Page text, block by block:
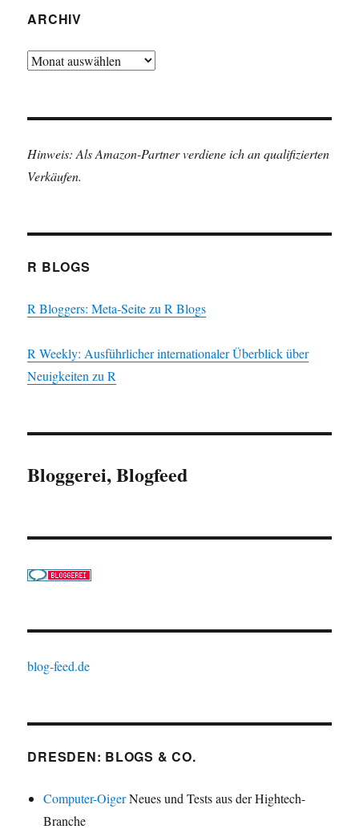
ARCHIV
Archiv
Hinweis: Als Amazon-Partner verdiene ich an qualifizierten
Verkäufen.
R BLOGS
R Bloggers: Meta-Seite zu R Blogs
R Weekly: Ausführlicher internationaler Überblick über
Neuigkeiten zu R
Bloggerei, Blogfeed
blog-feed.de
DRESDEN: BLOGS & CO.
Computer-OigerNeues und Tests aus der Hightech-
Branche